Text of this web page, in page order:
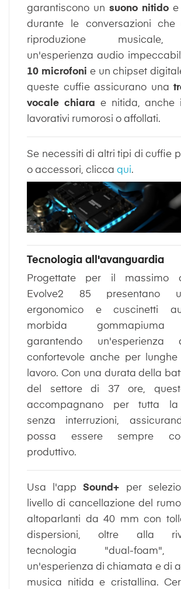
garantiscono un suono nitido e
durante le conversazioni che
riproduzione musicale,
un'esperienza audio
10 microfoni e un chipset
queste cuffie assicurano una
vocale chiara e nitida, anche
lavorativi rumorosi o affollati.
Se necessiti di altri tipi di cuffie
o accessori, clicca qui.
Tecnologia all'avanguardia
Progettate per il massimo
Evolve2 85 presentano
ergonomico e cuscinetti
morbida gommapiuma
garantendo un'esperienza
confortevole anche per
lavoro. Con una durata della
del settore di 37 ore,
accompagnano per tutta la
senza interruzioni,
possa essere sempre
produttivo.
Usa l'appSound+ per
livello di cancellazione del
altoparlanti da 40 mm con
dispersioni, oltre alla
tecnologia "dual-foam",
un'esperienza di chiamata e di
musica nitida e cristallina.